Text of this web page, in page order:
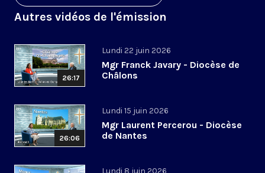
Autres vidéos de l'émission
26:17
Lundi 22 juin 2026
Mgr Franck Javary - Diocèse de
Châlons
26:06
Lundi 15 juin 2026
Mgr Laurent Percerou - Diocèse
de Nantes
Lundi 8 juin 2026